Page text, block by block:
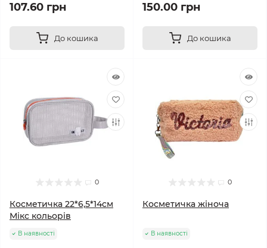
107.60 грн
До кошика
150.00 грн
До кошика
0
Косметичка 22*6,5*14см
Мікс кольорів
В наявності
0
Косметичка жіноча
В наявності